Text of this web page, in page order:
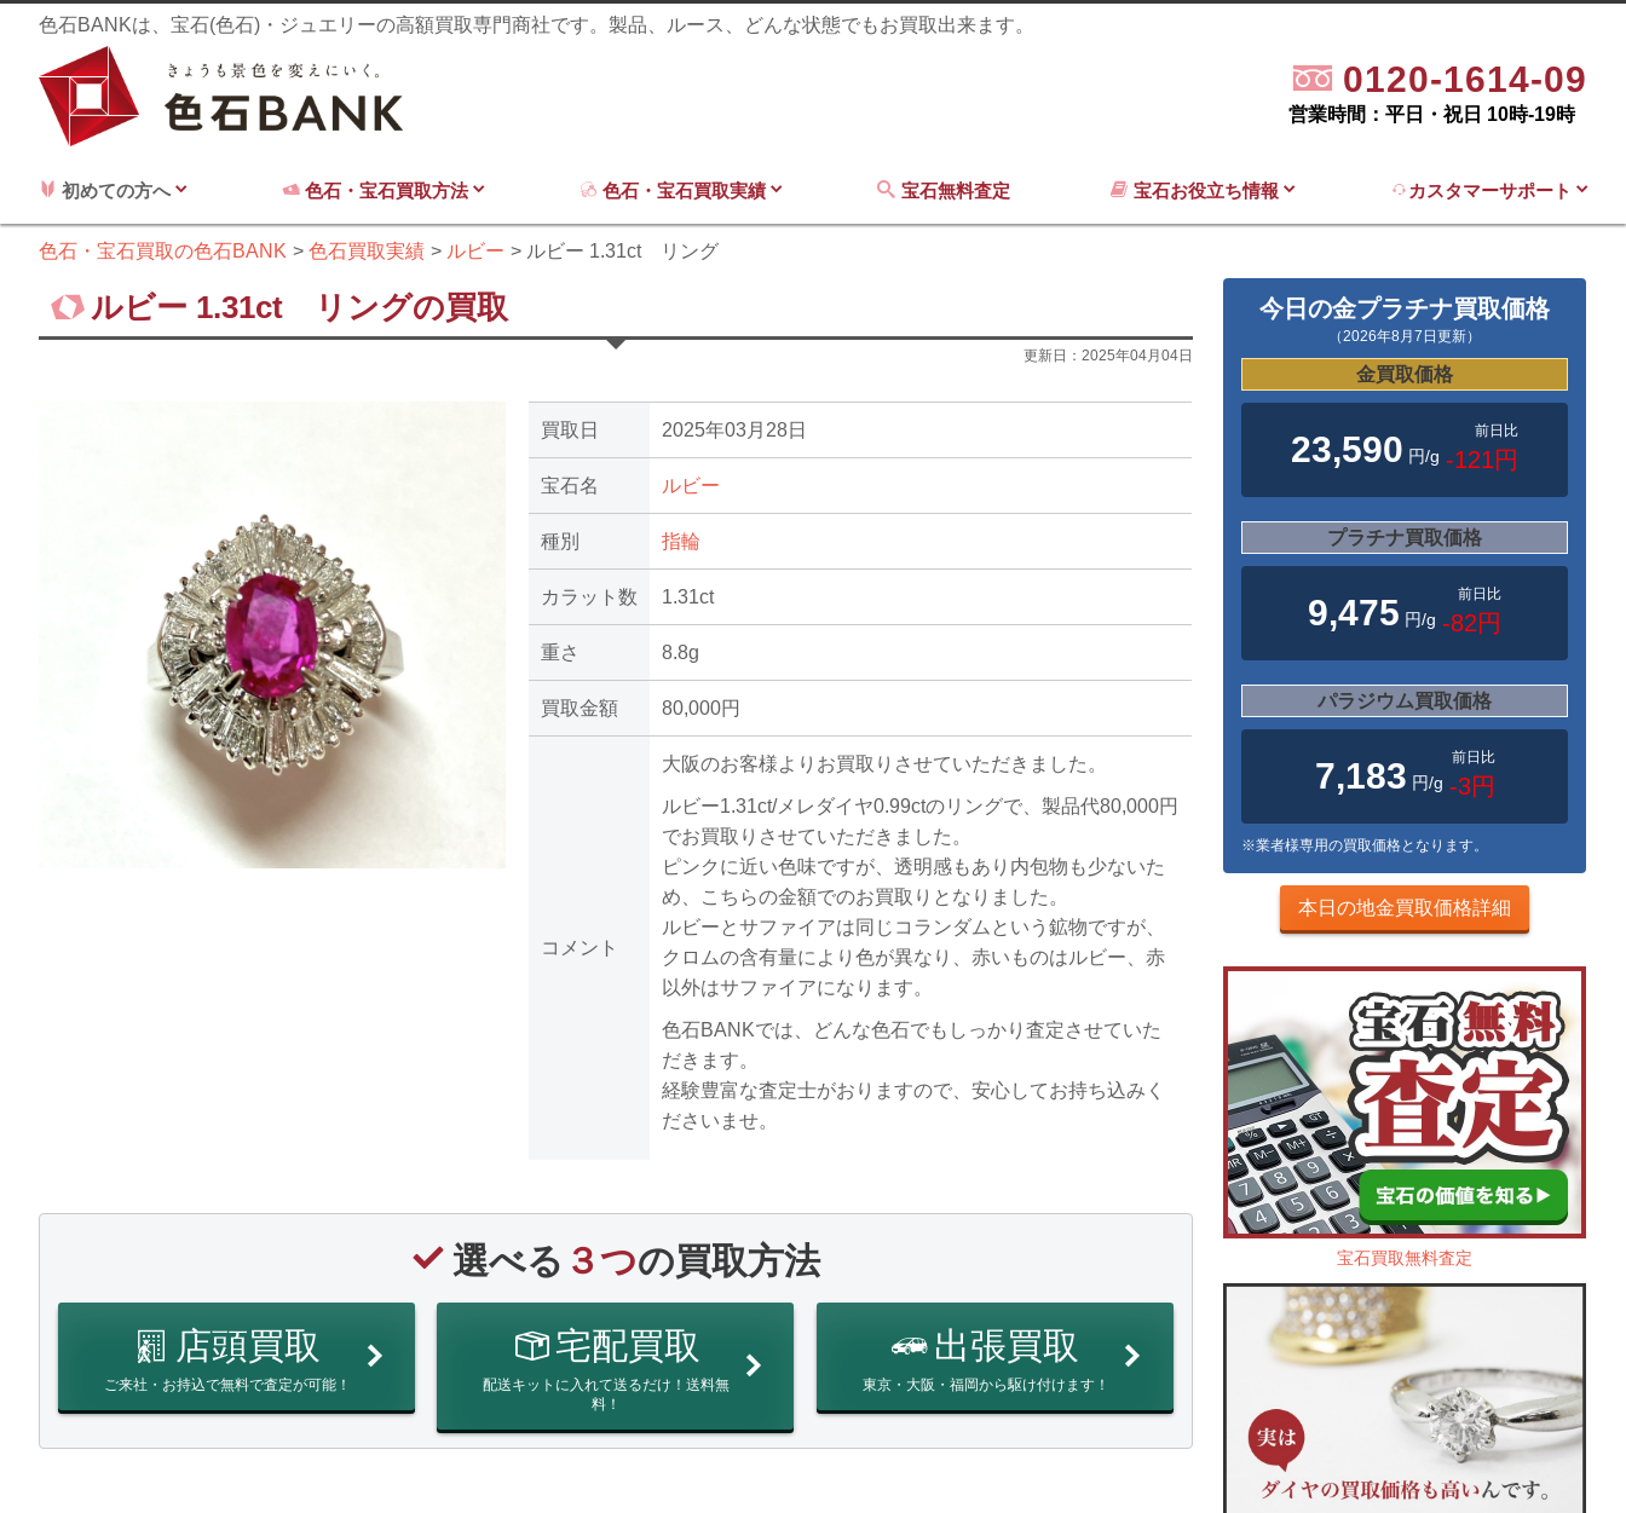
色石BANKは、宝石(色石)・ジュエリーの高額買取専門商社です。製品、ルース、どんな状態でもお買取出来ます。
0120-1614-09
営業時間：平日・祝日 10時-19時
初めての方へ 色石・宝石買取方法 色石・宝石買取実績 宝石無料査定 宝石お役立ち情報 カスタマーサポート
色石・宝石買取の色石BANK 色石買取実績 ルビー ルビー 1.31ct リング
ルビー 1.31ct リングの買取
更新日： 2025年04月04日
買取日 2025年03月28日
宝石名 ルビー
種別 指輪
カラット数 1.31ct
重さ 8.8g
買取金額 80,000円
コメント
大阪のお客様よりお買取りさせていただきました。
ルビー1.31ct/メレダイヤ0.99ctのリングで、製品代80,000円
でお買取りさせていただきました。
ピンクに近い色味ですが、透明感もあり内包物も少ないた
め、こちらの金額でのお買取りとなりました。
ルビーとサファイアは同じコランダムという鉱物ですが、
クロムの含有量により色が異なり、赤いものはルビー、赤
以外はサファイアになります。
色石BANKでは、どんな色石でもしっかり査定させていた
だきます。
経験豊富な査定士がおりますので、安心してお持ち込みく
ださいませ。
選べる ３つの買取方法
店頭買取
ご来社・お持込で無料で査定が可能！
宅配買取
配送キットに入れて送るだけ！送料無
料！
出張買取
東京・大阪・福岡から駆け付けます！
今日の金プラチナ買取価格
（2026年8月7日更新）
金買取価格
23,590 円/g
前日比
-121円
プラチナ買取価格
9,475 円/g
前日比
-82円
パラジウム買取価格
7,183 円/g
前日比
-3円
※業者様専用の買取価格となります。
本日の地金買取価格詳細
宝石買取無料査定